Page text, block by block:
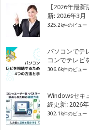
【2026年最
新: 2026年3月
325.2k件のビュー
パソコンでテ
コンでテレビ
306.6k件のビュー
Windowsセキ
終更新: 2026
302.1k件のビュー